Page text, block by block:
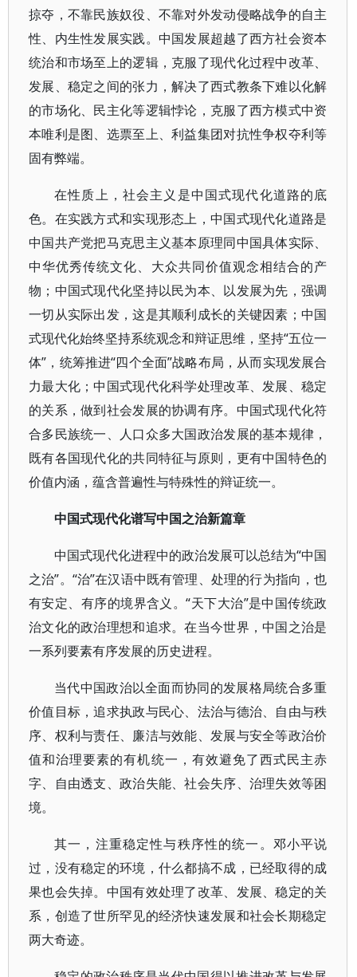
掠夺，不靠民族奴役、不靠对外发动侵略战争的自主
性、内生性发展实践。中国发展超越了西方社会资本
统治和市场至上的逻辑，克服了现代化过程中改革、
发展、稳定之间的张力，解决了西式教条下难以化解
的市场化、民主化等逻辑悖论，克服了西方模式中资
本唯利是图、选票至上、利益集团对抗性争权夺利等
固有弊端。
在性质上，社会主义是中国式现代化道路的底
色。在实践方式和实现形态上，中国式现代化道路是
中国共产党把马克思主义基本原理同中国具体实际、
中华优秀传统文化、大众共同价值观念相结合的产
物；中国式现代化坚持以民为本、以发展为先，强调
一切从实际出发，这是其顺利成长的关键因素；中国
式现代化始终坚持系统观念和辩证思维，坚持“五位一
体”，统筹推进“四个全面”战略布局，从而实现发展合
力最大化；中国式现代化科学处理改革、发展、稳定
的关系，做到社会发展的协调有序。中国式现代化符
合多民族统一、人口众多大国政治发展的基本规律，
既有各国现代化的共同特征与原则，更有中国特色的
价值内涵，蕴含普遍性与特殊性的辩证统一。
中国式现代化谱写中国之治新篇章
中国式现代化进程中的政治发展可以总结为“中国
之治”。“治”在汉语中既有管理、处理的行为指向，也
有安定、有序的境界含义。“天下大治”是中国传统政
治文化的政治理想和追求。在当今世界，中国之治是
一系列要素有序发展的历史进程。
当代中国政治以全面而协同的发展格局统合多重
价值目标，追求执政与民心、法治与德治、自由与秩
序、权利与责任、廉洁与效能、发展与安全等政治价
值和治理要素的有机统一，有效避免了西式民主赤
字、自由透支、政治失能、社会失序、治理失效等困
境。
其一，注重稳定性与秩序性的统一。邓小平说
过，没有稳定的环境，什么都搞不成，已经取得的成
果也会失掉。中国有效处理了改革、发展、稳定的关
系，创造了世所罕见的经济快速发展和社会长期稳定
两大奇迹。